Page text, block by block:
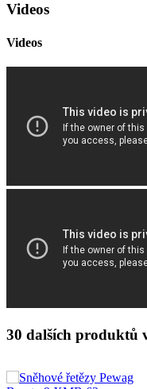
Videos
Videos
30 dalších produktů